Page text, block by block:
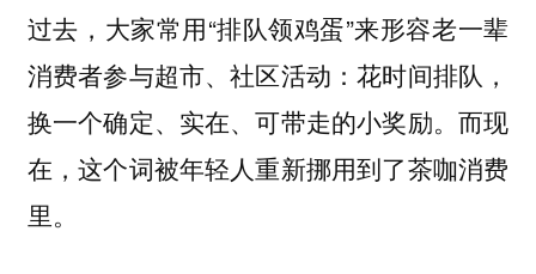
过去，大家常用“排队领鸡蛋”来形容老一辈
消费者参与超市、社区活动：花时间排队，
换一个确定、实在、可带走的小奖励。而现
在，这个词被年轻人重新挪用到了茶咖消费
里。